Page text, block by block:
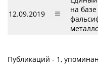
12.09.2019
на
Публикаций - 1,